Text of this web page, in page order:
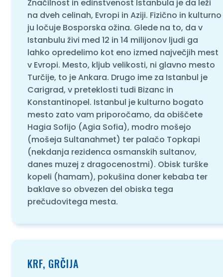
Značilnost in edinstvenost Istanbula je da leži
na dveh celinah, Evropi in Aziji. Fizično in kulturno
ju ločuje Bosporska ožina. Glede na to, da v
Istanbulu živi med 12 in 14 milijonov ljudi ga
lahko opredelimo kot eno izmed največjih mest
v Evropi. Mesto, kljub velikosti, ni glavno mesto
Turčije, to je Ankara. Drugo ime za Istanbul je
Carigrad, v preteklosti tudi Bizanc in
Konstantinopel. Istanbul je kulturno bogato
mesto zato vam priporočamo, da obiščete
Hagia Sofijo (Agia Sofia), modro mošejo
(mošeja Sultanahmet) ter palačo Topkapi
(nekdanja rezidenca osmanskih sultanov,
danes muzej z dragocenostmi). Obisk turške
kopeli (hamam), pokušina doner kebaba ter
baklave so obvezen del obiska tega
prečudovitega mesta.
KRF, GRČIJA